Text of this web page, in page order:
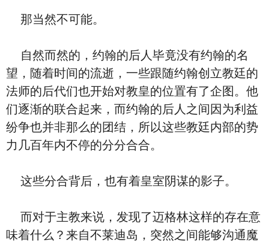
那当然不可能。
自然而然的，约翰的后人毕竟没有约翰的名
望，随着时间的流逝，一些跟随约翰创立教廷的
法师的后代们也开始对教皇的位置有了企图。他
们逐渐的联合起来，而约翰的后人之间因为利益
纷争也并非那么的团结，所以这些教廷内部的势
力几百年内不停的分分合合。
这些分合背后，也有着皇室阴谋的影子。
而对于主教来说，发现了迈格林这样的存在意
味着什么？来自不莱迪岛，突然之间能够沟通魔